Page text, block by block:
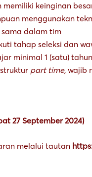
memiliki keinginan
menggunakan
dalam tim
tahap seleksi dan
minimal 1 (satu)
part time, wajib
27 September 2024)
melalui tautan